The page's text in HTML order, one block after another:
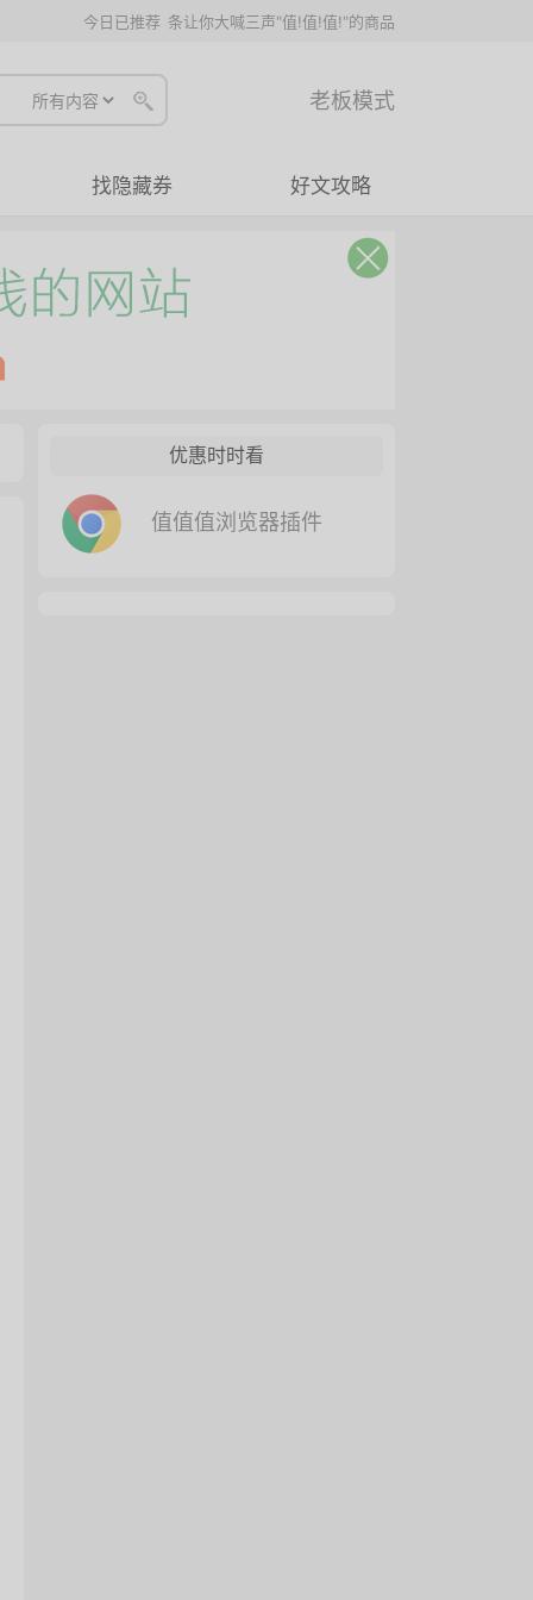
今日已推荐 条让你大喊三声"值!值!值!"的商品
老板模式
找隐藏券 好文攻略
优惠时时看
值值值浏览器插件